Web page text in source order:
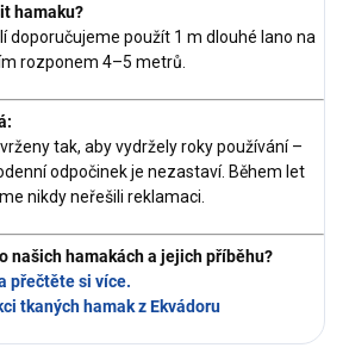
hamaku?
doporučujeme použít 1 m dlouhé lano na
rozponem 4–5 metrů.
tak, aby vydržely roky používání –
odpočinek je nezastaví. Během let
nikdy neřešili reklamaci.
našich hamakách a jejich příběhu?
přečtěte si více.
tkaných hamak z Ekvádoru